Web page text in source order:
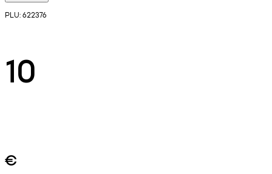
PLU: 622376
10
€